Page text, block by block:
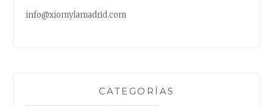
info@xiomylamadrid.com
CATEGORÍAS